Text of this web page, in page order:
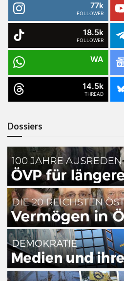
77k
FOLLOWER
18.5k
FOLLOWER
WA
14.5k
THREAD
Dossiers